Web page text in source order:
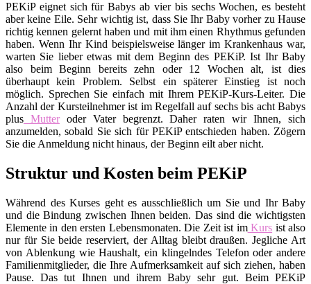
PEKiP eignet sich für Babys ab vier bis sechs Wochen, es besteht
aber keine Eile. Sehr wichtig ist, dass Sie Ihr Baby vorher zu Hause
richtig kennen gelernt haben und mit ihm einen Rhythmus gefunden
haben. Wenn Ihr Kind beispielsweise länger im Krankenhaus war,
warten Sie lieber etwas mit dem Beginn des PEKiP. Ist Ihr Baby
also beim Beginn bereits zehn oder 12 Wochen alt, ist dies
überhaupt kein Problem. Selbst ein späterer Einstieg ist noch
möglich. Sprechen Sie einfach mit Ihrem PEKiP-Kurs-Leiter. Die
Anzahl der Kursteilnehmer ist im Regelfall auf sechs bis acht Babys
plus Mutteroder Vater begrenzt. Daher raten wir Ihnen, sich
anzumelden, sobald Sie sich für PEKiP entschieden haben. Zögern
Sie die Anmeldung nicht hinaus, der Beginn eilt aber nicht.
Struktur und Kosten beim PEKiP
Während des Kurses geht es ausschließlich um Sie und Ihr Baby
und die Bindung zwischen Ihnen beiden. Das sind die wichtigsten
Elemente in den ersten Lebensmonaten. Die Zeit ist imKurs ist also
nur für Sie beide reserviert, der Alltag bleibt draußen. Jegliche Art
von Ablenkung wie Haushalt, ein klingelndes Telefon oder andere
Familienmitglieder, die Ihre Aufmerksamkeit auf sich ziehen, haben
Pause. Das tut Ihnen und ihrem Baby sehr gut. Beim PEKiP